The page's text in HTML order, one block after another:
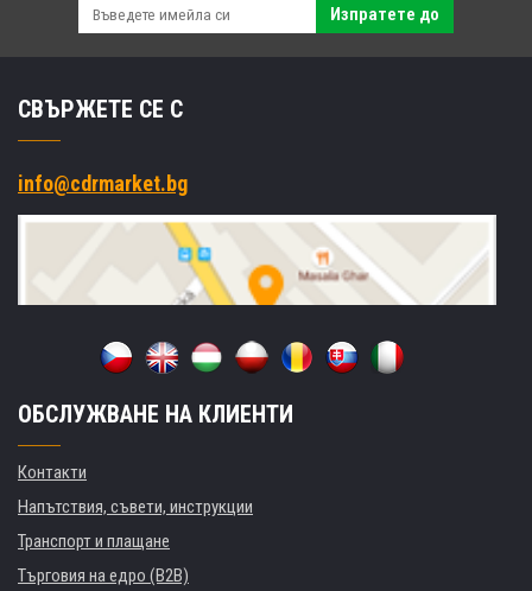
Изпратете до
СВЪРЖЕТЕ СЕ С
info@cdrmarket.bg
ОБСЛУЖВАНЕ НА КЛИЕНТИ
Контакти
Напътствия, съвети, инструкции
Транспорт и плащане
Търговия на едро (B2B)